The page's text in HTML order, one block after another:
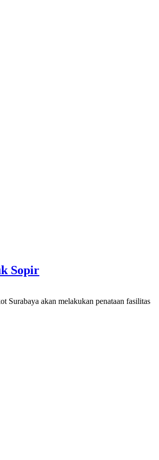
Sopir
Surabaya akan melakukan penataan fasilitas